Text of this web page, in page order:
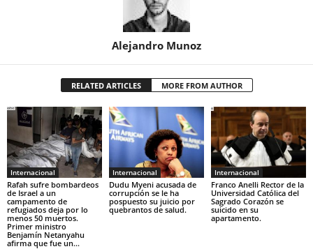
Alejandro Munoz
RELATED ARTICLES MORE FROM AUTHOR
Internacional
Rafah sufre bombardeos
de Israel a un
campamento de
refugiados deja por lo
menos 50 muertos.
Primer ministro
Benjamín Netanyahu
afirma que fue un...
Internacional
Dudu Myeni acusada de
corrupción se le ha
pospuesto su juicio por
quebrantos de salud.
Internacional
Franco Anelli Rector de la
Universidad Católica del
Sagrado Corazón se
suicido en su
apartamento.